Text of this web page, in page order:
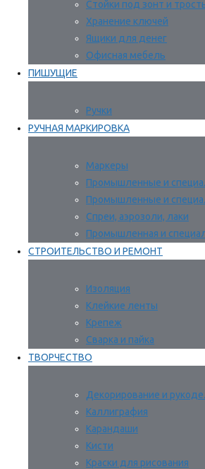
Стойки под зонт и
Хранение ключей
Ящики для денег
Офисная мебель
ПИШУЩИЕ
Ручки
РУЧНАЯ МАРКИРОВКА
Маркеры
Промышленные и
Промышленные и
Спреи, аэрозоли, лаки
Промышленная и
СТРОИТЕЛЬСТВО И РЕМОНТ
Изоляция
Клейкие ленты
Крепеж
Сварка и пайка
ТВОРЧЕСТВО
Декорирование и
Каллиграфия
Карандаши
Кисти
Краски для рисования